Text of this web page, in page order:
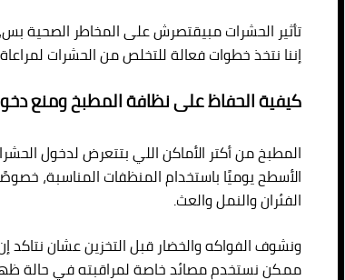
تأثير الحشرات مبيقتصرش على المخاطر الصحية
إننا نتخذ خطوات فعالة للتخلص من الحشرات
كيفية الحفاظ على نظافة المطبخ ومنع
المطبخ من أكتر الأماكن اللي بتتعرض لدخول
الأسطح يوميًا باستخدام المنظفات المناسبة،
الفئران والنمل والعث.
ونشوف الفواكه والخضار قبل التخزين عشان
ممكن نستخدم مصائد خاصة لمراقبته في حالة